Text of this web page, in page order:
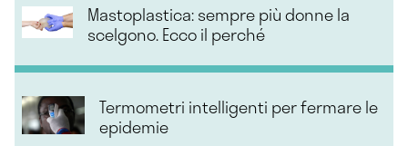
Mastoplastica: sempre più donne la
scelgono. Ecco il perché
Termometri intelligenti per fermare le
epidemie